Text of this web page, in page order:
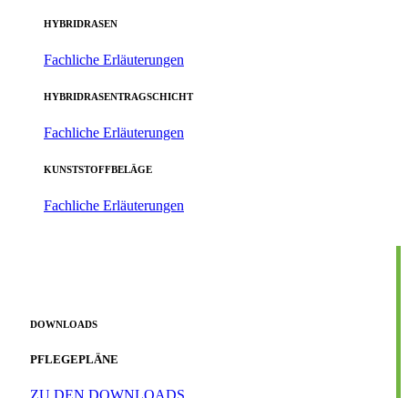
HYBRIDRASEN
Fachliche Erläuterungen
HYBRIDRASENTRAGSCHICHT
Fachliche Erläuterungen
KUNSTSTOFFBELÄGE
Fachliche Erläuterungen
DOWNLOADS
PFLEGEPLÄNE
ZU DEN DOWNLOADS